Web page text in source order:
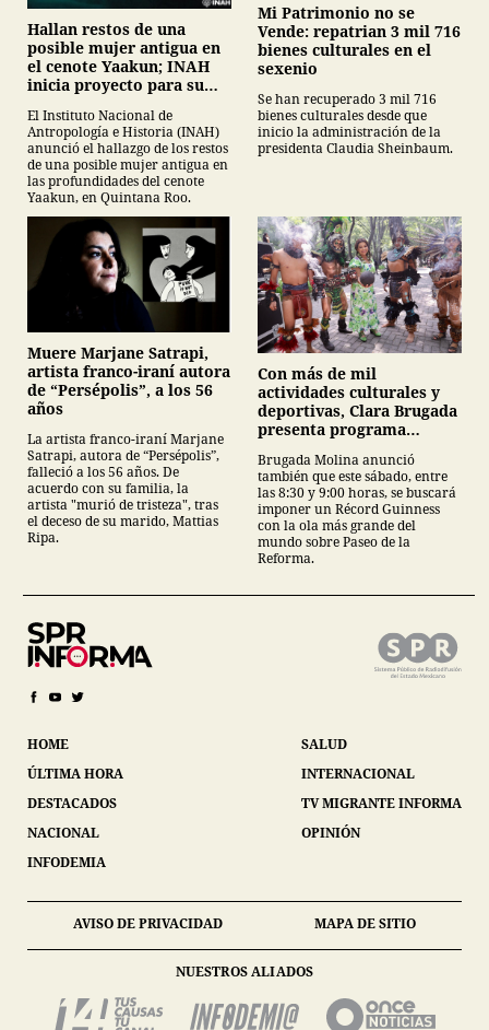
Hallan restos de una
posible mujer antigua en
el cenote Yaakun; INAH
inicia proyecto para su
El Instituto Nacional de
Antropología e Historia (INAH)
anunció el hallazgo de los restos
de una posible mujer antigua en
las profundidades del cenote
Yaakun, en Quintana Roo.
Mi Patrimonio no se
Vende: repatrian 3 mil 716
bienes culturales en el
sexenio
Se han recuperado 3 mil 716
bienes culturales desde que
inicio la administración de la
presidenta Claudia Sheinbaum.
Muere Marjane Satrapi,
artista franco-iraní autora
de “Persépolis”, a los 56
años
La artista franco-iraní Marjane
Satrapi, autora de “Persépolis”,
falleció a los 56 años. De
acuerdo con su familia, la
artista "murió de tristeza", tras
el deceso de su marido, Mattias
Ripa.
Con más de mil
actividades culturales y
deportivas, Clara Brugada
presenta programa
Mundial 2026 en la CDMX
Brugada Molina anunció
también que este sábado, entre
las 8:30 y 9:00 horas, se buscará
imponer un Récord Guinness
con la ola más grande del
mundo sobre Paseo de la
Reforma.
HOME
ÚLTIMA HORA
DESTACADOS
NACIONAL
INFODEMIA
SALUD
INTERNACIONAL
TV MIGRANTE INFORMA
OPINIÓN
AVISO DE PRIVACIDAD MAPA DE SITIO
NUESTROS ALIADOS